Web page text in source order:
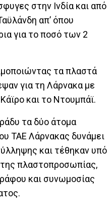
στην Ινδία και από
απ’ όπου
για το ποσό των 2
τα πλαστά
για τη Λάρνακα με
και το Ντουμπάϊ.
τα δύο άτομα
ΤΑΕ Λάρνακας δυνάμει
και τέθηκαν υπό
πλαστοπροσωπίας,
και συνωμοσίας